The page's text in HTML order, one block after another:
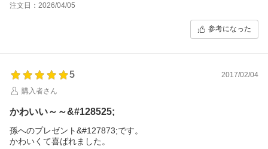
注文日：2026/04/05
参考になった
5
2017/02/04
購入者さん
かわいい～～&#128525;
孫へのプレゼント&#127873;です。
かわいくて喜ばれました。